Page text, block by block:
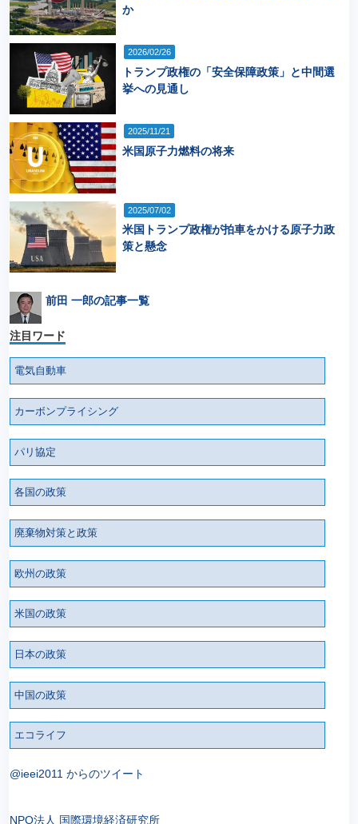
か
2026/02/26
トランプ政権の「安全保障政策」と中間選
挙への見通し
2025/11/21
米国原子力燃料の将来
2025/07/02
米国トランプ政権が拍車をかける原子力政
策と懸念
前田 一郎の記事一覧
注目ワード
電気自動車
カーボンプライシング
パリ協定
各国の政策
廃棄物対策と政策
欧州の政策
米国の政策
日本の政策
中国の政策
エコライフ
@ieei2011 からのツイート
NPO法人 国際環境経済研究所